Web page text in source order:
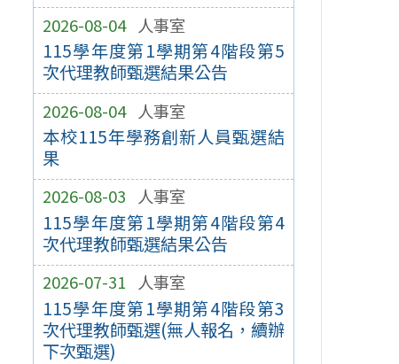
2026-08-04 人事室
115學年度第1學期第4階段第5
次代理教師甄選結果公告
2026-08-04 人事室
本校115年學務創新人員甄選結
果
2026-08-03 人事室
115學年度第1學期第4階段第4
次代理教師甄選結果公告
2026-07-31 人事室
115學年度第1學期第4階段第3
次代理教師甄選(無人報名，續辦
下次甄選)